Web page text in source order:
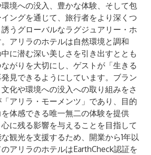
境への没入、豊かな体験、そして包
ングを通じて、旅行者をより深くつ
うグローバルなラグジュアリー・ホ
アリラのホテルは自然環境と調和
に潜む深い美しさを引き出すととも
がりを大切にし、ゲストが「生きる
見できるようにしています。ブラン
化や環境への没入への取り組みをさ
アリラ・モーメンツ」であり、目的
体感できる唯一無二の体験を提供
に残る影響を与えることを目指して
観光を支援するため、開業から1年以
アリラのホテルはEarthCheck認証を